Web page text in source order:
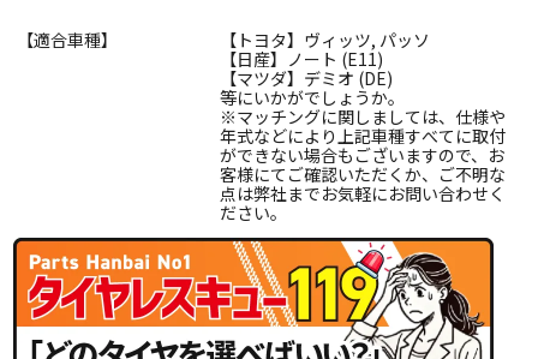
【適合車種】
【トヨタ】ヴィッツ, パッソ
【日産】ノート (E11)
【マツダ】デミオ (DE)
等にいかがでしょうか。
※マッチングに関しましては、仕様や
年式などにより上記車種すべてに取付
ができない場合もございますので、お
客様にてご確認いただくか、ご不明な
点は弊社までお気軽にお問い合わせく
ださい。